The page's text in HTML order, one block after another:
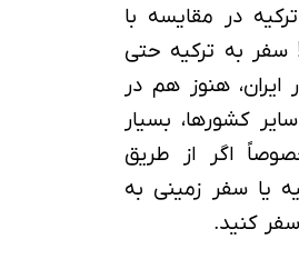
در مقایسه با
سفر به ترکیه حتی
ایران، هنوز هم در
کشورها، بسیار
اگر از طریق
یا سفر زمینی به
کنید.